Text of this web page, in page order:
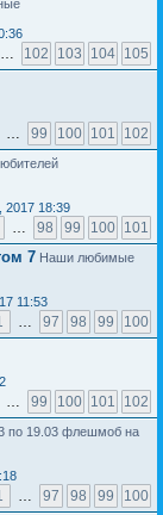
… 102 103 104 105
… 99 100 101 102
2017 18:39
… 98 99 100 101
7 Наши любимые
11:53
… 97 98 99 100
… 99 100 101 102
по 19.03 флешмоб на
… 97 98 99 100